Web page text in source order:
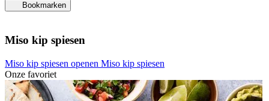
Bookmarken
Miso kip spiesen
Miso kip spiesen openen Miso kip spiesen
Onze favoriet